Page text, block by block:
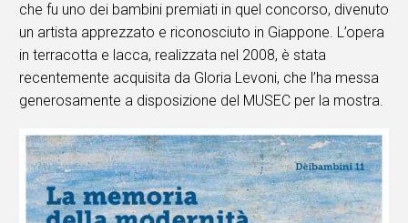
che fu uno dei bambini premiati in quel concorso, divenuto
un artista apprezzato e riconosciuto in Giappone. L’opera
in terracotta e lacca, realizzata nel 2008, è stata
recentemente acquisita da Gloria Levoni, che l’ha messa
generosamente a disposizione del MUSEC per la mostra.